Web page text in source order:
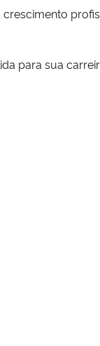
para sua